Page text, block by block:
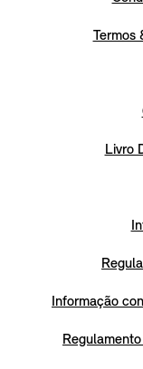
Termos
Livro
Informação